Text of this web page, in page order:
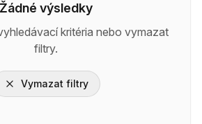
Žádné výsledky
kritéria nebo vymazat
filtry.
Vymazat filtry